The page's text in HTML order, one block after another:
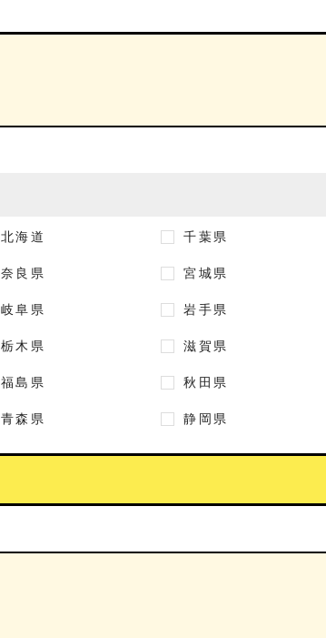
北海道 千葉県
奈良県 宮城県
岐阜県 岩手県
栃木県 滋賀県
福島県 秋田県
青森県 静岡県